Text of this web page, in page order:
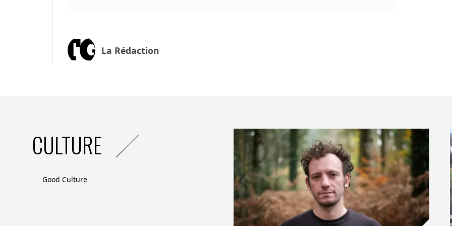
C’est le cas notamment des stations alpines, qui, bien que présentant des économies
attractives, génèrent une production qui ne s’enracine pas suffisamment : les achats des
hôtels, logements, restaurants, touristes, équipements et activités de loisirs, … ne trouvent pas
La bonne nouvelle, c’est que les territoires de montagne sont 100% à pouvoir se réinventer, et
qu’ils ne partent d’une page blanche !
Certains, comme de nombreuses stations des Pyrénées, disposent même d’un bassin
économique relativement dense et complexe, avec une diversité de filières, offrant un vivier
local de compétences, d’outils industriel ou de foncier productif précieux pour se réinventer.
La Rédaction
CULTURE
Good Culture